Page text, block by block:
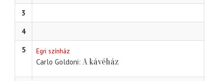
3
4
5
Egri színház
Carlo Goldoni A kávéház